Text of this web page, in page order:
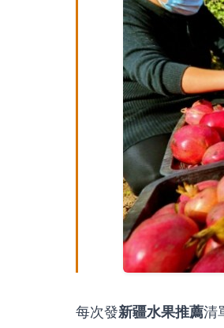
每次發新疆水果推薦清